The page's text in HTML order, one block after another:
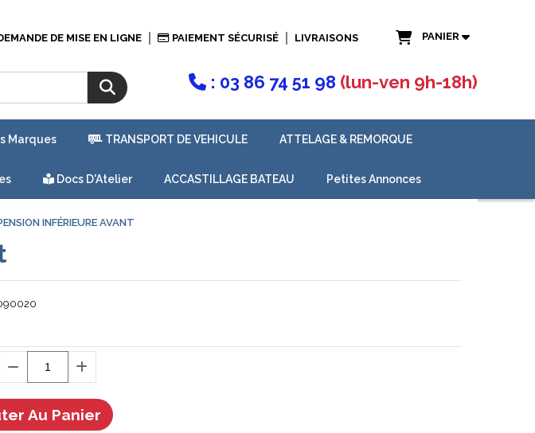
 : 03 86 74 51 98 (lun-ven 9h-18h)
DE MISE EN LIGNE PAIEMENT SÉCURISÉ LIVRAISONS PANIER
Marques TRANSPORT DE VEHICULE ATTELAGE & REMORQUE
Docs D'Atelier ACCASTILLAGE BATEAU Petites Annonces
INFÉRIEURE AVANT
Au Panier